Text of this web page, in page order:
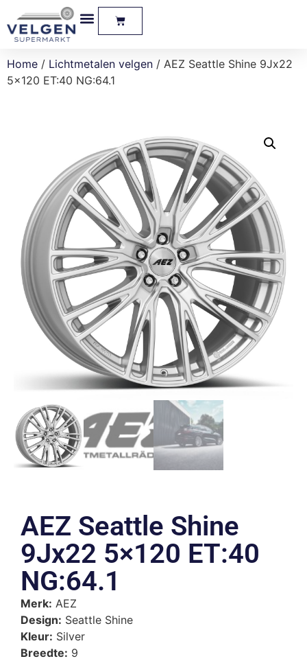
Home / Lichtmetalen velgen / AEZ Seattle Shine 9Jx22
5×120 ET:40 NG:64.1
AEZ Seattle Shine
9Jx22 5×120 ET:40
NG:64.1
Merk: AEZ
Design: Seattle Shine
Kleur: Silver
Breedte: 9